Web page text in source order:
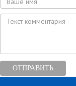
ОТПРАВИТЬ